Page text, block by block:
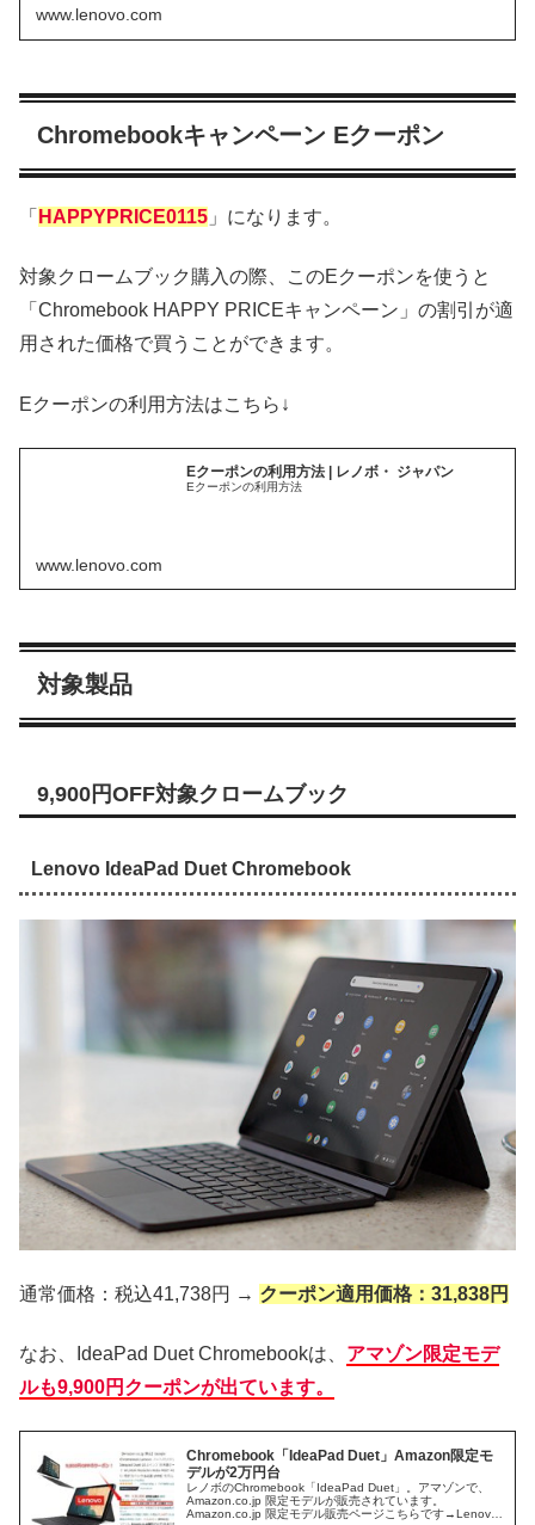
www.lenovo.com
Chromebookキャンペーン Eクーポン
「 HAPPYPRICE0115 」になります。
対象クロームブック購入の際、このEクーポンを使うと
「Chromebook HAPPY PRICEキャンペーン」の割引が適
用された価格で買うことができます。
Eクーポンの利用方法はこちら↓
Eクーポンの利用方法 | レノボ・ ジャパン
Eクーポンの利用方法
www.lenovo.com
対象製品
9,900円OFF対象クロームブック
Lenovo IdeaPad Duet Chromebook
通常価格：税込41,738円 → クーポン適用価格：31,838円
なお、IdeaPad Duet Chromebookは、 アマゾン限定モデ
ルも9,900円クーポンが出ています。
Chromebook「IdeaPad Duet」Amazon限定モ
デルが2万円台
レノボのChromebook「IdeaPad Duet」。アマゾンで、
Amazon.co.jp 限定モデルが販売されています。
Amazon.co.jp 限定モデル販売ページこちらです→Lenovo